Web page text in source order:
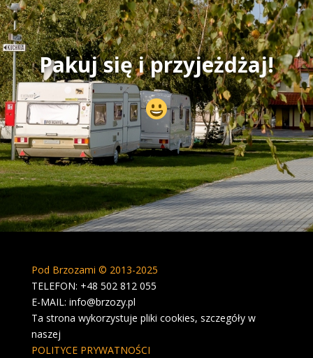
Pakuj się i przyjeżdżaj!
Pod Brzozami © 2013-2025
TELEFON: +48 502 812 055
E-MAIL: info@brzozy.pl
Ta strona wykorzystuje pliki cookies, szczegóły w
naszej
POLITYCE PRYWATNOŚCI